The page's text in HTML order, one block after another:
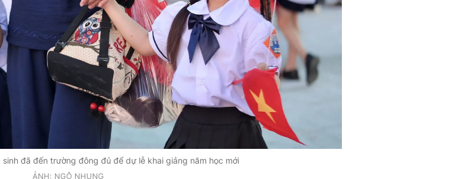
đã đến trường đông đủ để dự lễ khai giảng năm học mới
ẢNH: NGÔ NHUNG